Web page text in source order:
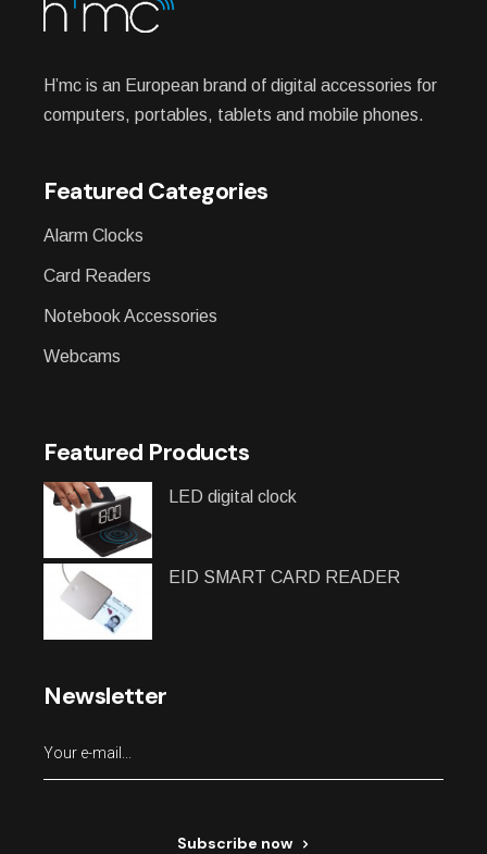
H’mc is an European brand of digital accessories for
computers, portables, tablets and mobile phones.
Featured Categories
Alarm Clocks
Card Readers
Notebook Accessories
Webcams
Featured Products
LED digital clock
EID SMART CARD READER
Newsletter
Subscribe now